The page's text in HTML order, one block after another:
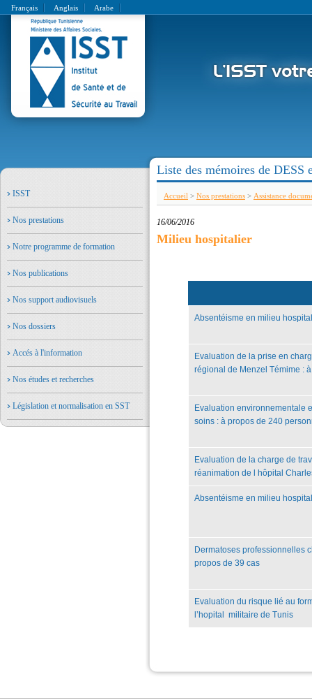
Français Anglais Arabe
ISST
Nos prestations
Notre programme de formation
Nos publications
Nos support audiovisuels
Nos dossiers
Accés à l'information
Nos études et recherches
Législation et normalisation en SST
Liste des mémoires de DESS
Accueil > Nos prestations > Assistance
16/06/2016
Milieu hospitalier
Absentéisme en milieu
Evaluation de la prise en
régional de Menzel Témime :
Evaluation environnementale
soins : à propos de 240
Evaluation de la charge de
réanimation de l hôpital
Absentéisme en milieu
Dermatoses professionnelles
propos de 39 cas
Evaluation du risque lié au
l’hopital militaire de Tunis